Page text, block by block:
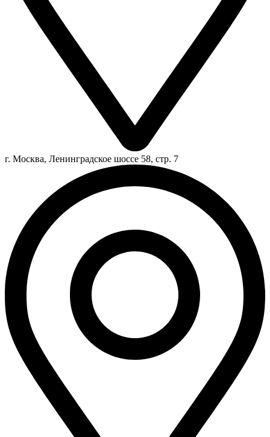
г. Москва, Ленинградское шоссе 58, стр. 7